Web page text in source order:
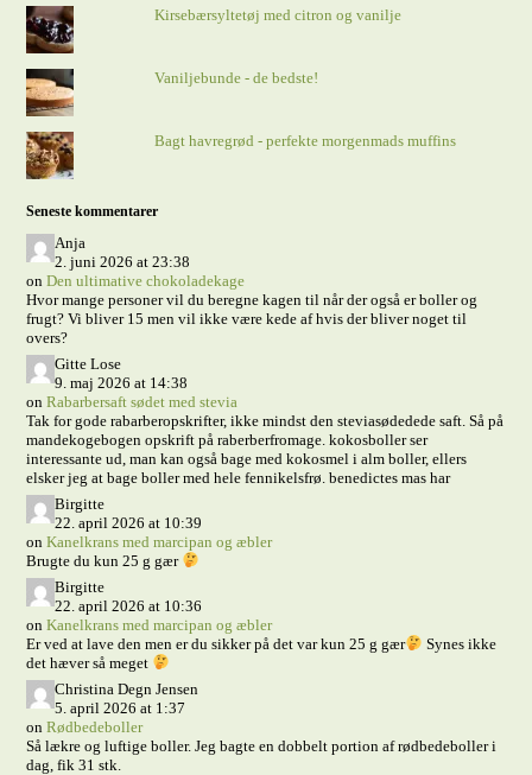
Kirsebærsyltetøj med citron og vanilje
Vaniljebunde - de bedste!
Bagt havregrød - perfekte morgenmads muffins
Seneste kommentarer
Anja
2. juni 2026 at 23:38
onDen ultimative chokoladekage
Hvor mange personer vil du beregne kagen til når der også er boller og
frugt? Vi bliver 15 men vil ikke være kede af hvis der bliver noget til
overs?
Gitte Lose
9. maj 2026 at 14:38
onRabarbersaft sødet med stevia
Tak for gode rabarberopskrifter, ikke mindst den steviasødedede saft. Så på
mandekogebogen opskrift på raberberfromage. kokosboller ser
interessante ud, man kan også bage med kokosmel i alm boller, ellers
elsker jeg at bage boller med hele fennikelsfrø. benedictes mas har
Birgitte
22. april 2026 at 10:39
onKanelkrans med marcipan og æbler
Brugte du kun 25 g gær
Birgitte
22. april 2026 at 10:36
onKanelkrans med marcipan og æbler
Er ved at lave den men er du sikker på det var kun 25 g gær
Synes ikke
det hæver så meget
Christina Degn Jensen
5. april 2026 at 1:37
onRødbedeboller
Så lækre og luftige boller. Jeg bagte en dobbelt portion af rødbedeboller i
dag, fik 31 stk.